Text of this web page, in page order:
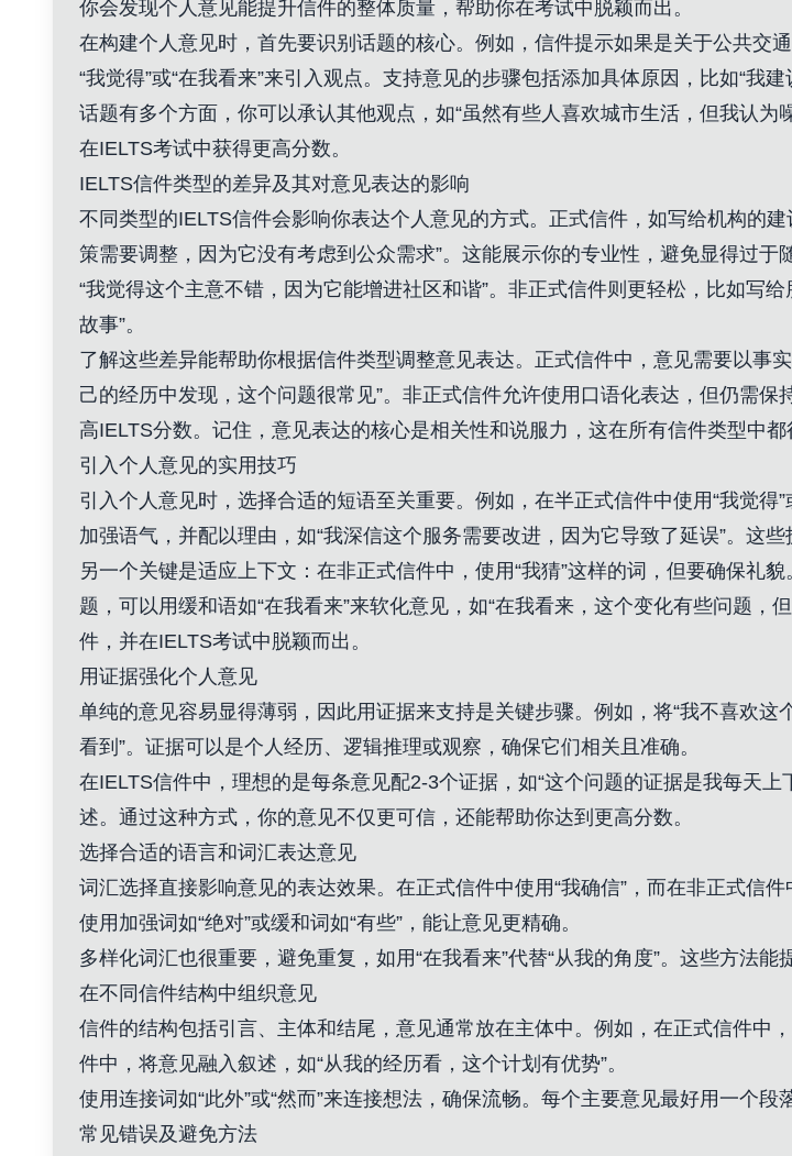
你会发现个人意见能提升信件的整体质量，帮助你在考试中脱颖而出。
在构建个人意见时，首先要识别话题的核心。例如，信件提示如果是关于公共交
“我觉得”或“在我看来”来引入观点。支持意见的步骤包括添加具体原因，比如“我
话题有多个方面，你可以承认其他观点，如“虽然有些人喜欢城市生活，但我认
在IELTS考试中获得更高分数。
IELTS信件类型的差异及其对意见表达的影响
不同类型的IELTS信件会影响你表达个人意见的方式。正式信件，如写给机构的
策需要调整，因为它没有考虑到公众需求”。这能展示你的专业性，避免显得过
“我觉得这个主意不错，因为它能增进社区和谐”。非正式信件则更轻松，比如写
故事”。
了解这些差异能帮助你根据信件类型调整意见表达。正式信件中，意见需要以事
己的经历中发现，这个问题很常见”。非正式信件允许使用口语化表达，但仍需
高IELTS分数。记住，意见表达的核心是相关性和说服力，这在所有信件类型中都
引入个人意见的实用技巧
引入个人意见时，选择合适的短语至关重要。例如，在半正式信件中使用“我觉得
加强语气，并配以理由，如“我深信这个服务需要改进，因为它导致了延误”。这
另一个关键是适应上下文：在非正式信件中，使用“我猜”这样的词，但要确保礼
题，可以用缓和语如“在我看来”来软化意见，如“在我看来，这个变化有些问题
件，并在IELTS考试中脱颖而出。
用证据强化个人意见
单纯的意见容易显得薄弱，因此用证据来支持是关键步骤。例如，将“我不喜欢
看到”。证据可以是个人经历、逻辑推理或观察，确保它们相关且准确。
在IELTS信件中，理想的是每条意见配2-3个证据，如“这个问题的证据是我每天
述。通过这种方式，你的意见不仅更可信，还能帮助你达到更高分数。
选择合适的语言和词汇表达意见
词汇选择直接影响意见的表达效果。在正式信件中使用“我确信”，而在非正式信
使用加强词如“绝对”或缓和词如“有些”，能让意见更精确。
多样化词汇也很重要，避免重复，如用“在我看来”代替“从我的角度”。这些方法
在不同信件结构中组织意见
信件的结构包括引言、主体和结尾，意见通常放在主体中。例如，在正式信件中
件中，将意见融入叙述，如“从我的经历看，这个计划有优势”。
使用连接词如“此外”或“然而”来连接想法，确保流畅。每个主要意见最好用一个段
常见错误及避免方法